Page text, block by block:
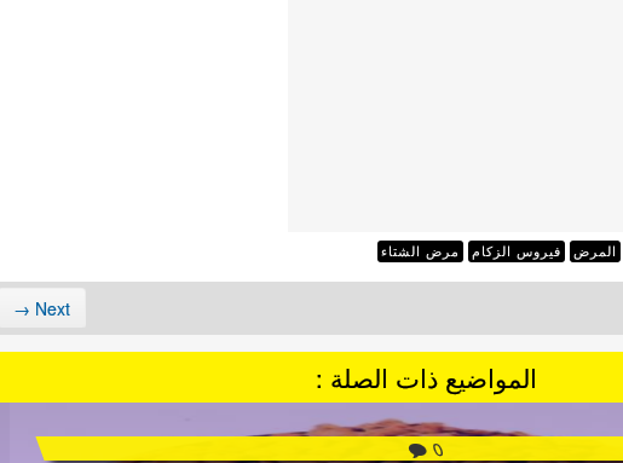
المرض فيروس الزكام مرض الشتاء
Next →
المواضيع ذات الصلة :
0